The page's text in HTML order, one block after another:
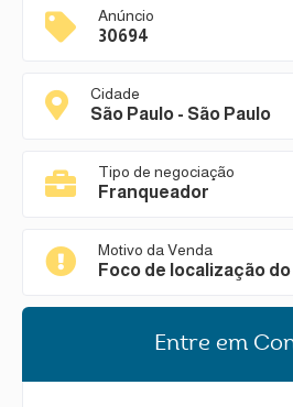
Anúncio
30694
Cidade
São Paulo - São Paulo
Tipo de negociação
Franqueador
Motivo da Venda
Foco de localização
Entre em